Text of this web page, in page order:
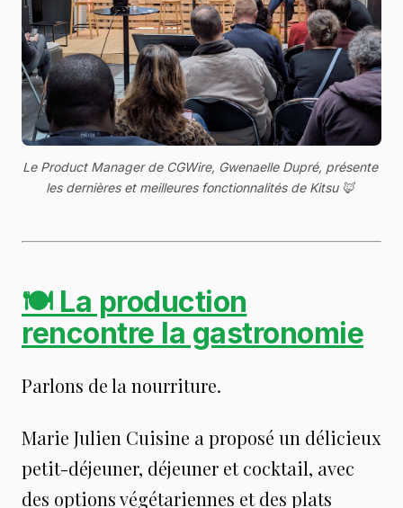
Le Product Manager de CGWire, Gwenaelle Dupré, présente
les dernières et meilleures fonctionnalités de Kitsu 🦊
🍽 La production
rencontre la gastronomie
Parlons de la nourriture.
Marie Julien Cuisine a proposé un délicieux
petit-déjeuner, déjeuner et cocktail, avec
des options végétariennes et des plats